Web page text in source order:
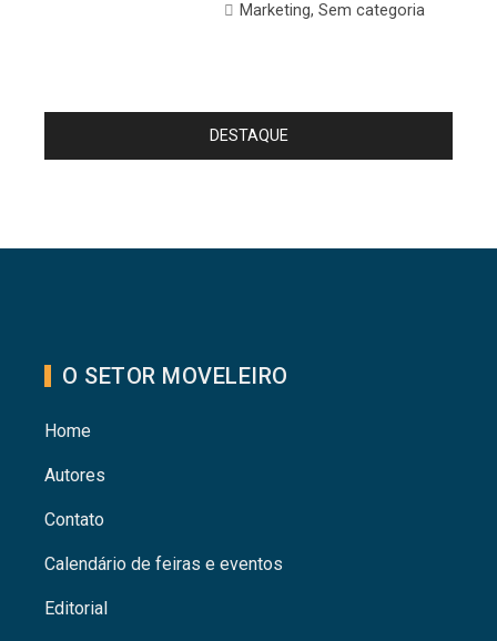
Marketing, Sem categoria
DESTAQUE
O SETOR MOVELEIRO
Home
Autores
Contato
Calendário de feiras e eventos
Editorial